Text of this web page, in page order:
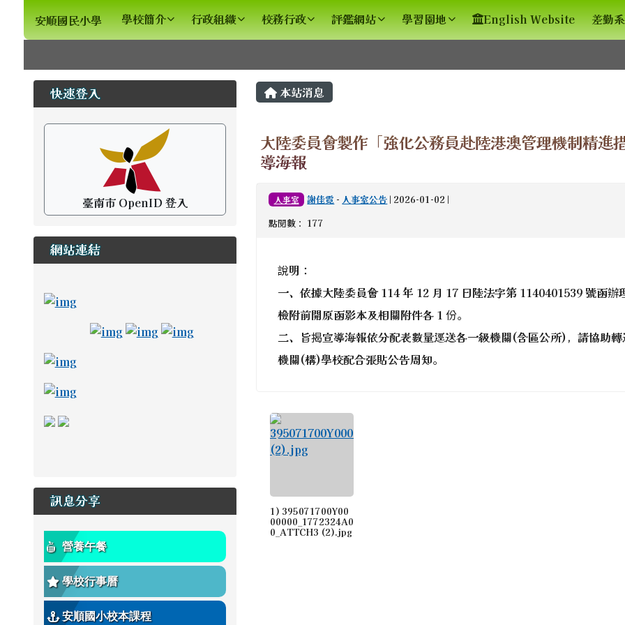
跳至主內容區
安順國民小學
導覽列安順國民小學 學校簡介 行政組織 校務行政 評鑑網站 學習園地 English Website 差勤
左邊區域內容
快速登入
臺南市 OpenID 登入
網站連結
link to https://newstd.tn.edu.tw \_blank
link to http://course.tn.edu.tw/school.aspx?sch=213626 \_blank
link to http://www2.tn.edu.tw/hlearning/Index.html \_blank
link to https://adl.edu.tw/ \_blank
link to https://drive.google.com/file/d/1diO-1tWjtEFSO_3qIEq_oqAJmjBlz2EE/
link to https://adl.edu.tw/hero/ \_blank
link to https://read.tn.edu.tw/ _blank
link to https://estdpassport.tn.edu.tw/StdResetPW.aspx _blank
link to https://saaassessment.ntcu.edu.tw/ExamRelease \_blank
link to https://tbeerc.tn.edu.tw/ \_blank
link to https://main.asps.tn.edu.tw/uploads/tadnews/image/
訊息分享
營養午餐
學校行事曆
安順國小校本課程
主內容區域
本站消息
大陸委員會製作「強化公務員赴陸港澳管理機制精進
導海報
人事室 謝佳霓 - 人事室公告 | 2026-01-02 |
點閱數： 177
說明：
一、依據大陸委員會 114 年 12 月 17 日陸法字第 1140401539 號函辦
檢附前開原函影本及相關附件各 1 份。
二、旨揭宣導海報依分配表數量逕送各一級機關(含區公所)，請協助轉
機關(構)學校配合張貼公告周知。
1) 395071700Y00
00000_1772324A0
0_ATTCH3 (2).jpg
頁尾區域